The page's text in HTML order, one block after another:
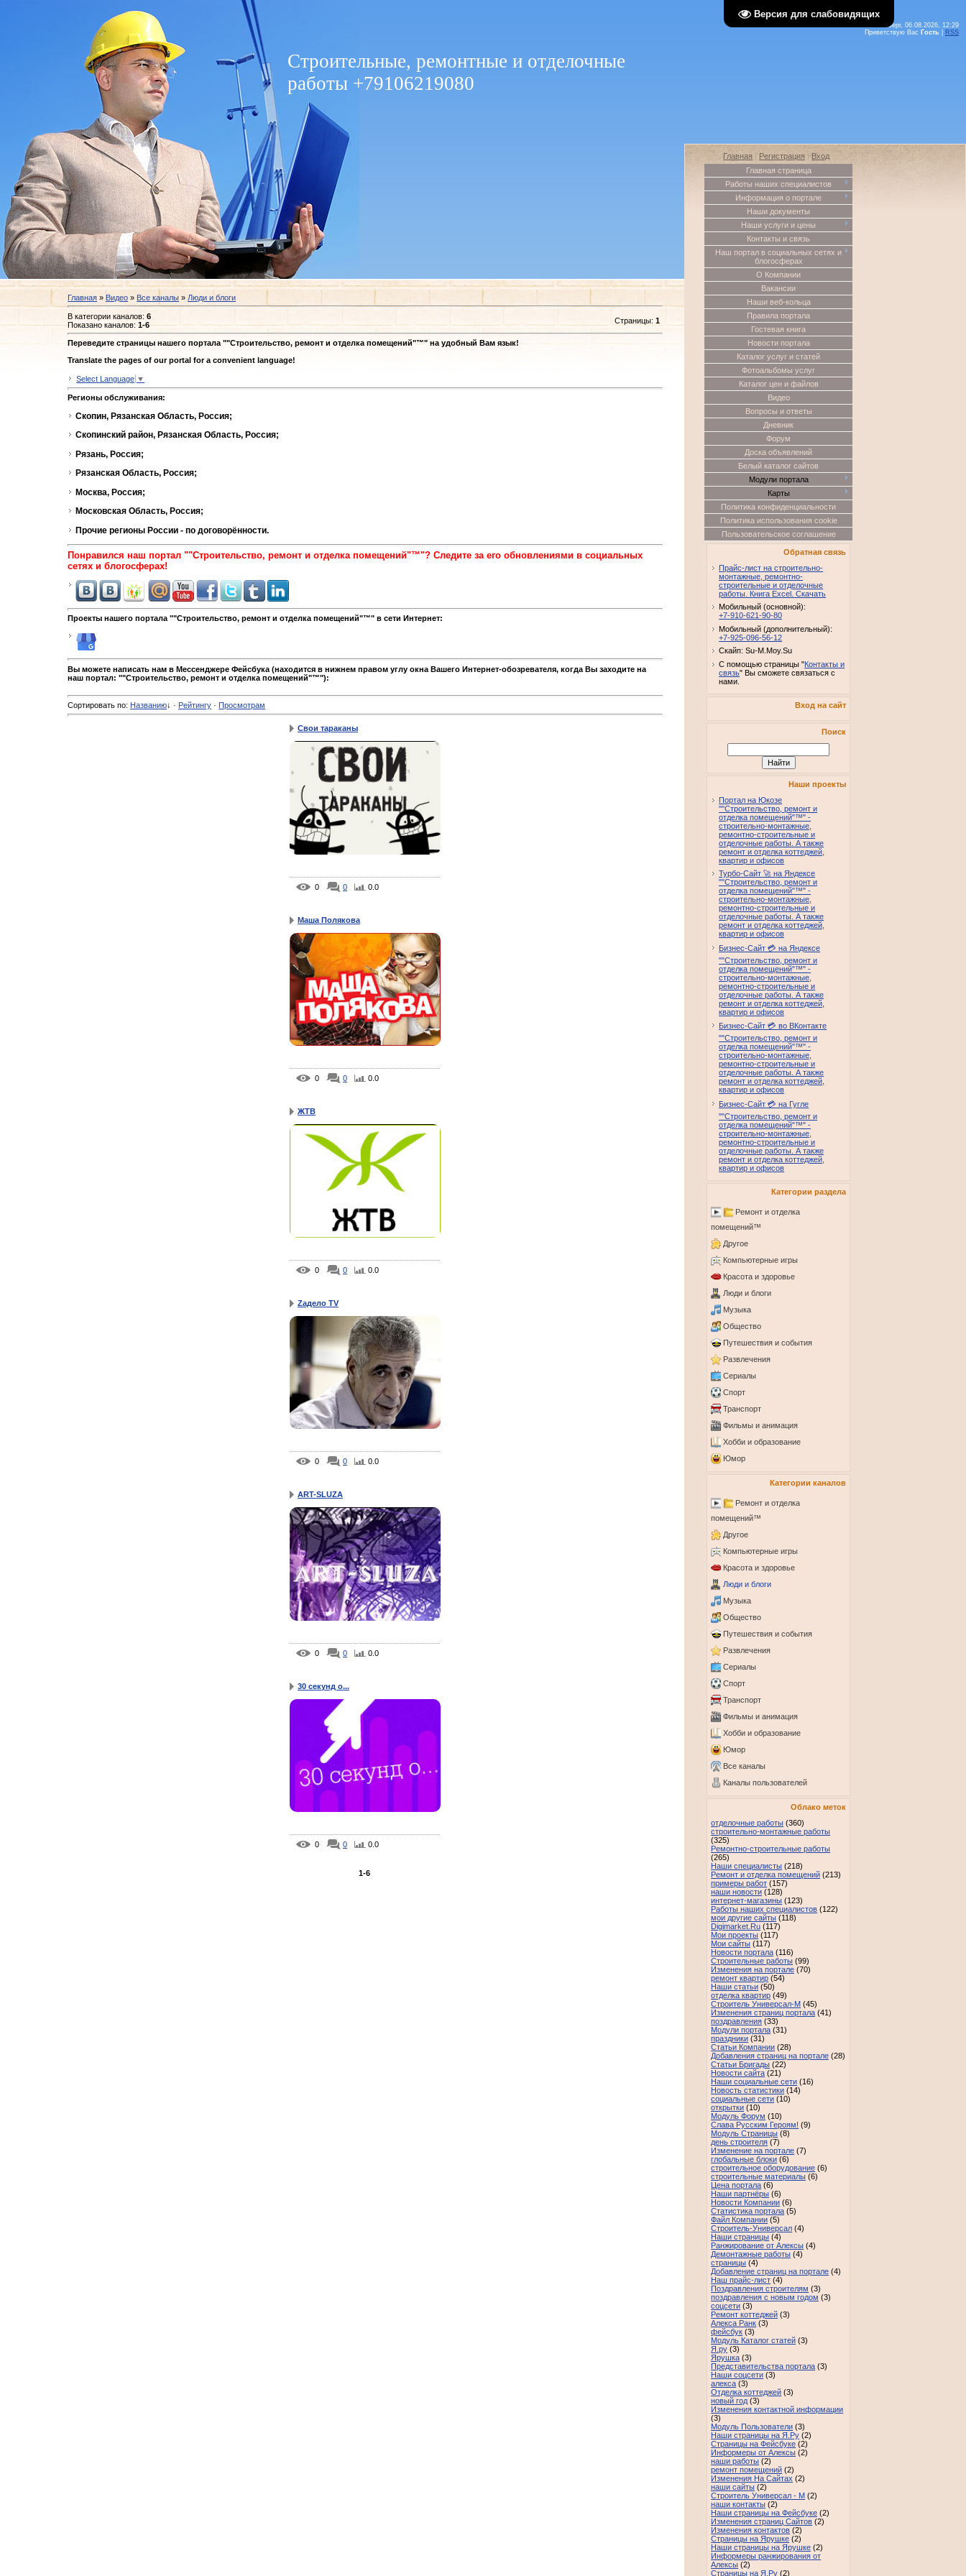
Версия для слабовидящих
Четверг, 06.08.2026, 12:29
Приветствую Вас Гость RSS
Строительные, ремонтные и отделочные
работы +79106219080
Главная »Видео »Все каналы » Люди и блоги
В категории каналов:6
Показано каналов:1-6 Страницы:1
Переведите страницы нашего портала ""Строительство, ремонт и отделка помещений"™" на удобный Вам язык!
Translate the pages of our portal for a convenient language!
Select Language ▼
Регионы обслуживания:
Скопин, Рязанская Область, Россия;
Скопинский район, Рязанская Область, Россия;
Рязань, Россия;
Рязанская Область, Россия;
Москва, Россия;
Московская Область, Россия;
Прочие регионы России - по договорённости.
Понравился наш портал ""Строительство, ремонт и отделка помещений"™"? Следите за его обновлениями в социальных
сетях и блогосферах!
Проекты нашего портала ""Строительство, ремонт и отделка помещений"™" в сети Интернет:
Вы можете написать нам в Мессенджере Фейсбука (находится в нижнем правом углу окна Вашего Интернет-обозревателя, когда Вы заходите на
наш портал: ""Строительство, ремонт и отделка помещений"™"):
Сортировать по: Названию↓ · Рейтингу · Просмотрам
Свои тараканы
0 0 0.0
Маша Полякова
0 0 0.0
ЖТВ
0 0 0.0
Zадело TV
0 0 0.0
ART-SLUZA
0 0 0.0
30 секунд о...
0 0 0.0
1-6
Главная Регистрация |Вход
Главная страница
Работы наших специалистов
Информация о портале
Наши документы
Наши услуги и цены
Контакты и связь
Наш портал в социальных сетях и
блогосферах
О Компании
Вакансии
Наши веб-кольца
Правила портала
Гостевая книга
Новости портала
Каталог услуг и статей
Фотоальбомы услуг
Каталог цен и файлов
Видео
Вопросы и ответы
Дневник
Форум
Доска объявлений
Белый каталог сайтов
Модули портала
Карты
Политика конфиденциальности
Политика использования cookie
Пользовательское соглашение
Обратная связь
Прайс-лист на строительно-
монтажные, ремонтно-
строительные и отделочные
работы. Книга Excel. Скачать
Мобильный (основной):
+7-910-621-90-80
Мобильный (дополнительный):
+7-925-096-56-12
Скайп: Su-M.Moy.Su
С помощью страницы "Контакты и
связь" Вы сможете связаться с
нами.
Вход на сайт
Поиск
Наши проекты
Портал на Юкозе
""Строительство, ремонт и
отделка помещений"™" -
строительно-монтажные,
ремонтно-строительные и
отделочные работы. А также
ремонт и отделка коттеджей,
квартир и офисов
Турбо-Сайт 🚀 на Яндексе
""Строительство, ремонт и
отделка помещений"™" -
строительно-монтажные,
ремонтно-строительные и
отделочные работы. А также
ремонт и отделка коттеджей,
квартир и офисов
Бизнес-Сайт 💳 на Яндексе
""Строительство, ремонт и
отделка помещений"™" -
строительно-монтажные,
ремонтно-строительные и
отделочные работы. А также
ремонт и отделка коттеджей,
квартир и офисов
Бизнес-Сайт 💳 во ВКонтакте
""Строительство, ремонт и
отделка помещений"™" -
строительно-монтажные,
ремонтно-строительные и
отделочные работы. А также
ремонт и отделка коттеджей,
квартир и офисов
Бизнес-Сайт 💳 на Гугле
""Строительство, ремонт и
отделка помещений"™" -
строительно-монтажные,
ремонтно-строительные и
отделочные работы. А также
ремонт и отделка коттеджей,
квартир и офисов
Категории раздела
Ремонт и отделка
помещений™
Другое
Компьютерные игры
Красота и здоровье
Люди и блоги
Музыка
Общество
Путешествия и события
Развлечения
Сериалы
Спорт
Транспорт
Фильмы и анимация
Хобби и образование
Юмор
Категории каналов
Ремонт и отделка
помещений™
Другое
Компьютерные игры
Красота и здоровье
Люди и блоги
Музыка
Общество
Путешествия и события
Развлечения
Сериалы
Спорт
Транспорт
Фильмы и анимация
Хобби и образование
Юмор
Все каналы
Каналы пользователей
Облако меток
отделочные работы (360)
строительно-монтажные работы
(325)
Ремонтно-строительные работы
(265)
Наши специалисты (218)
Ремонт и отделка помещений (213)
примеры работ (157)
наши новости (128)
интернет-магазины (123)
Работы наших специалистов (122)
мои другие сайты (118)
Digimarket.Ru (117)
Мои проекты (117)
Мои сайты (117)
Новости портала (116)
Строительные работы (99)
Изменения на портале (70)
ремонт квартир (54)
Наши статьи (50)
отделка квартир (49)
Строитель Универсал-М (45)
Изменения страниц портала (41)
поздравления (33)
Модули портала (31)
праздники (31)
Статьи Компании (28)
Добавления страниц на портале (28)
Статьи Бригады (22)
Новости сайта (21)
Наши социальные сети (16)
Новость статистики (14)
социальные сети (10)
открытки (10)
Модуль Форум (10)
Слава Русским Героям! (9)
Модуль Страницы (8)
день строителя (7)
Изменение на портале (7)
глобальные блоки (6)
строительное оборудование (6)
строительные материалы (6)
Цена портала (6)
Наши партнёры (6)
Новости Компании (6)
Статистика портала (5)
Файл Компании (5)
Строитель-Универсал (4)
Наши страницы (4)
Ранжирование от Алексы (4)
Демонтажные работы (4)
страницы (4)
Добавление страниц на портале (4)
Наш прайс-лист (4)
Поздравления строителям (3)
поздравления с новым годом (3)
соцсети (3)
Ремонт коттеджей (3)
Алекса Ранк (3)
фейсбук (3)
Модуль Каталог статей (3)
Я.ру (3)
Ярушка (3)
Представительства портала (3)
Наши соцсети (3)
алекса (3)
Отделка коттеджей (3)
новый год (3)
Изменения контактной информации
(3)
Модуль Пользователи (3)
Наши страницы на Я.Ру (2)
Страницы на Фейсбуке (2)
Информеры от Алексы (2)
наши работы (2)
ремонт помещений (2)
Изменения На Сайтах (2)
наши сайты (2)
Строитель Универсал - М (2)
наши контакты (2)
Наши страницы на Фейсбуке (2)
Изменения страниц Сайтов (2)
Изменения контактов (2)
Страницы на Ярушке (2)
Наши страницы на Ярушке (2)
Информеры ранжирования от
Алексы (2)
Страницы на Я.Ру (2)